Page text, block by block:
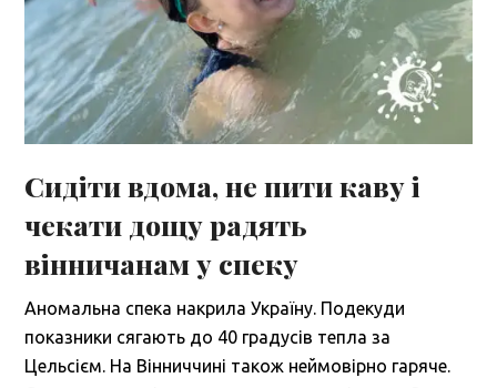
Сидіти вдома, не пити каву і
чекати дощу радять
вінничанам у спеку
Аномальна спека накрила Україну. Подекуди
показники сягають до 40 градусів тепла за
Цельсієм. На Вінниччині також неймовірно гаряче.